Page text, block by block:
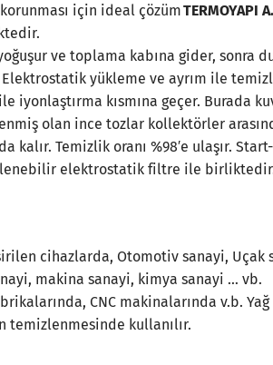
için ideal çözümTERMOYAPI
ve toplama kabına gider, sonra
yükleme ve ayrım ile
iyonlaştırma kısmına geçer. Burada
olan ince tozlar kollektörler
Temizlik oranı %98′e ulaşır.
elektrostatik filtre ile
cihazlarda, Otomotiv sanayi, Uçak
makina sanayi, kimya sanayi … vb.
CNC makinalarında v.b. Yağ
temizlenmesinde kullanılır.